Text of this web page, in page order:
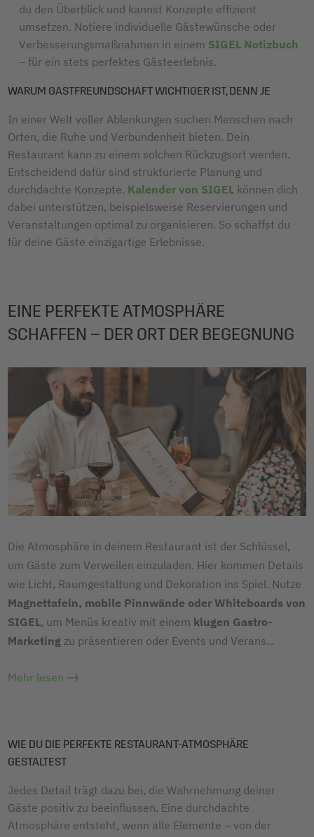
du den Überblick und kannst Konzepte effizient
umsetzen. Notiere individuelle Gästewünsche oder
Verbesserungsmaßnahmen in einem SIGEL Notizbuch
– für ein stets perfektes Gästeerlebnis.
WARUM GASTFREUNDSCHAFT WICHTIGER IST, DENN JE
In einer Welt voller Ablenkungen suchen Menschen nach
Orten, die Ruhe und Verbundenheit bieten. Dein
Restaurant kann zu einem solchen Rückzugsort werden.
Entscheidend dafür sind strukturierte Planung und
durchdachte Konzepte. Kalender von SIGEL können dich
dabei unterstützen, beispielsweise Reservierungen und
Veranstaltungen optimal zu organisieren. So schaffst du
für deine Gäste einzigartige Erlebnisse.
EINE PERFEKTE ATMOSPHÄRE
SCHAFFEN – DER ORT DER BEGEGNUNG
Die Atmosphäre in deinem Restaurant ist der Schlüssel,
um Gäste zum Verweilen einzuladen. Hier kommen Details
wie Licht, Raumgestaltung und Dekoration ins Spiel. Nutze
Magnettafeln, mobile Pinnwände oder Whiteboards von
SIGEL, um Menüs kreativ mit einem klugen Gastro-
Marketing zu präsentieren oder Events und Verans...
Mehr lesen
WIE DU DIE PERFEKTE RESTAURANT-ATMOSPHÄRE
GESTALTEST
Jedes Detail trägt dazu bei, die Wahrnehmung deiner
Gäste positiv zu beeinflussen. Eine durchdachte
Atmosphäre entsteht, wenn alle Elemente – von der